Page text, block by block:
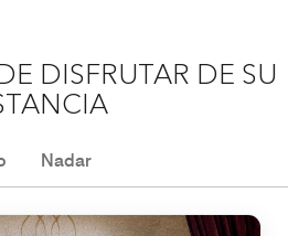
DISFRUTAR DE SU
Nadar